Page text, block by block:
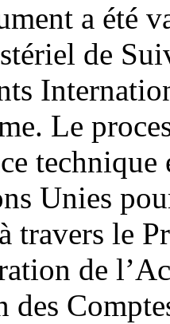
a été
de
Le
Unies
travers le
de
des